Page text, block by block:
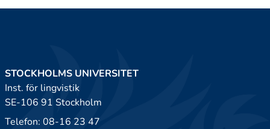
STOCKHOLMS UNIVERSITET
Inst. för lingvistik
SE-106 91 Stockholm
Telefon: 08-16 23 47